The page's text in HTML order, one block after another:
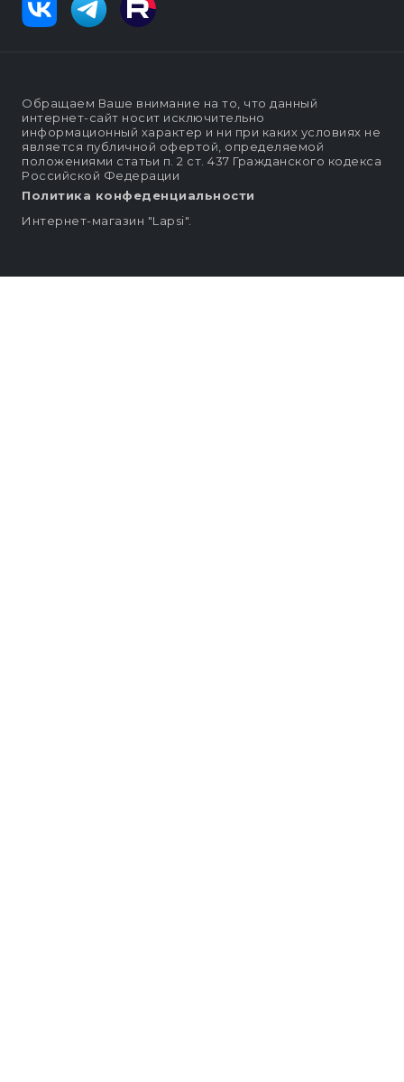
Обращаем Ваше внимание на то, что данный
интернет-сайт носит исключительно
информационный характер и ни при каких условиях не
является публичной офертой, определяемой
положениями статьи п. 2 ст. 437 Гражданского кодекса
Российской Федерации
Политика конфеденциальности
Интернет-магазин "Lapsi".